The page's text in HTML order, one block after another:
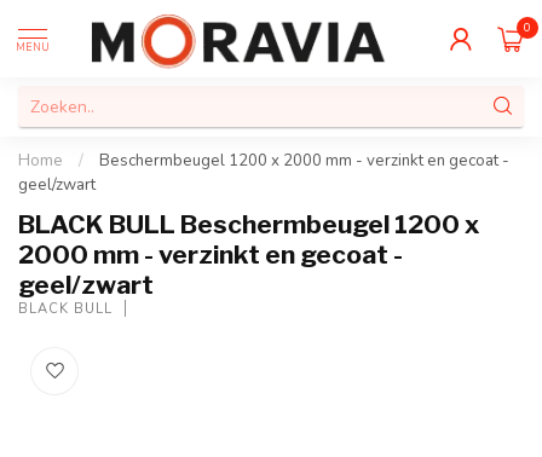
MENU
0
Home /
Beschermbeugel 1200 x 2000 mm - verzinkt en gecoat -
geel/zwart
BLACK BULL Beschermbeugel 1200 x
2000 mm - verzinkt en gecoat -
geel/zwart
BLACK BULL